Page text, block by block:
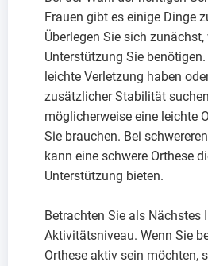
Frauen gibt es einige Dinge
Überlegen Sie sich zunächst,
Unterstützung Sie
leichte Verletzung haben
zusätzlicher Stabilität
möglicherweise eine leichte
Sie brauchen. Bei
kann eine schwere Orthese
Unterstützung bieten.
Betrachten Sie als Nächstes
Aktivitätsniveau. Wenn Sie
Orthese aktiv sein möchten,